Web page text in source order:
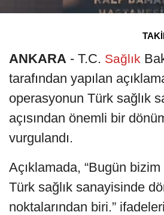
ANKARA - T.C. Sağlık
tarafından yapılan
operasyonun Türk sağlık
açısından önemli bir
vurgulandı.
Açıklamada, “Bugün
Türk sağlık sanayisinde
noktalarından biri.”